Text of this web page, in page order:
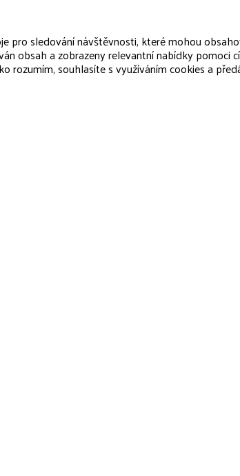
mimořádné
pro sledování návštěvnosti, které mohou
obsah a zobrazeny relevantní nabídky pomoci
rozumím, souhlasíte s využíváním cookies a